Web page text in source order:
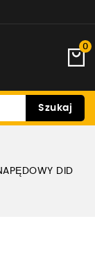
0
Szukaj
DID